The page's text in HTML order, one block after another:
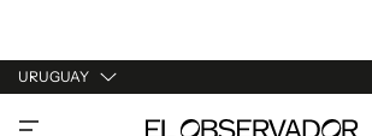
URUGUAY
URUGUAY